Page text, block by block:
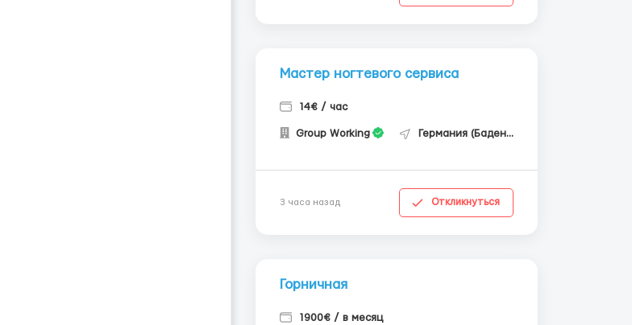
Мастер ногтевого сервиса
14€ / час
Group Working Германия (Баден-Вюртемберг)
3 часа назад Откликнуться
Горничная
1900€ / в месяц